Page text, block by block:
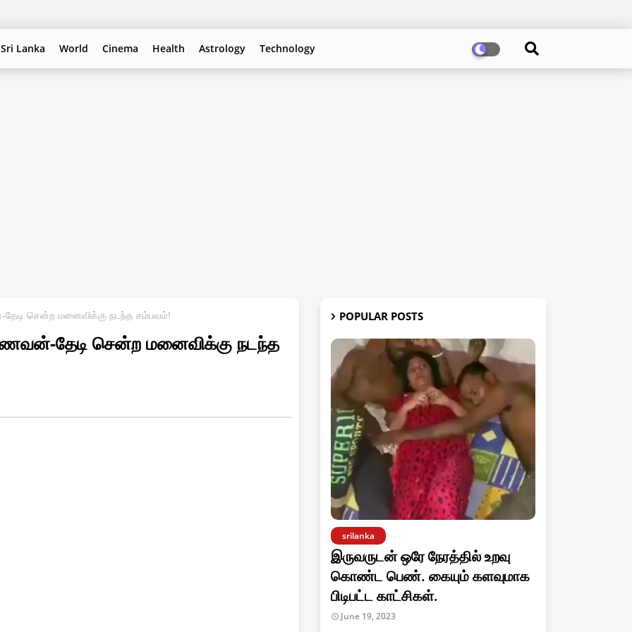
Sri Lanka World Cinema Health Astrology Technology
சென்ற மனைவிக்கு நடந்த சம்பவம்!
தேடி சென்ற மனைவிக்கு நடந்த
POPULAR POSTS
srilanka
இருவருடன் ஒரே நேரத்தில் உறவு
கொண்ட பெண். கையும் களவுமாக
பிடிபட்ட காட்சிகள்.
June 19, 2023